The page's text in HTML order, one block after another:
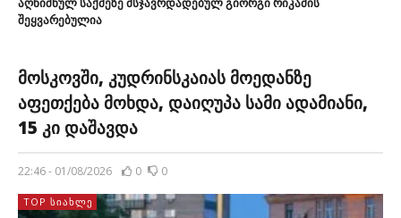
როდესაც დიდი ხანძრის ჩაქრობას ცდილობდნენ. არსებული
შეყვარებულია
მოსკოვში, კუდრინსკაიას მოედანზე
აფეთქება მოხდა, დაიღუპა სამი ადამიანი,
15 კი დაშავდა
22:46 - 01/08/2026 0 0
TOP ᲡᲘᲐᲮᲚᲔ